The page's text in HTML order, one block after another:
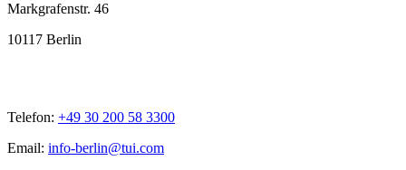
Markgrafenstr. 46
10117 Berlin
Telefon: +49 30 200 58 3300
Email: info-berlin@tui.com